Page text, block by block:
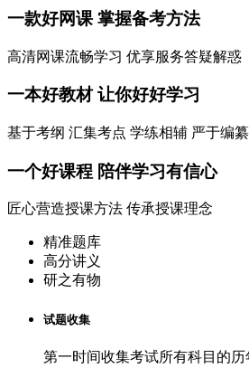
一款好网课 掌握备考方法
高清网课流畅学习 优享服务答疑解惑
一本好教材让你好好学习
基于考纲 汇集考点 学练相辅 严于编纂
一个好课程 陪伴学习有信心
匠心营造授课方法 传承授课理念
精准题库
高分讲义
研之有物
试题收集
第一时间收集考试所有科目的历